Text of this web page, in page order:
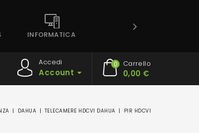
INFORMATICA
Carrello
0,00 €
0
Accedi
Account
DAHUA TELECAMERE HDCVI DAHUA PIR HDCVI